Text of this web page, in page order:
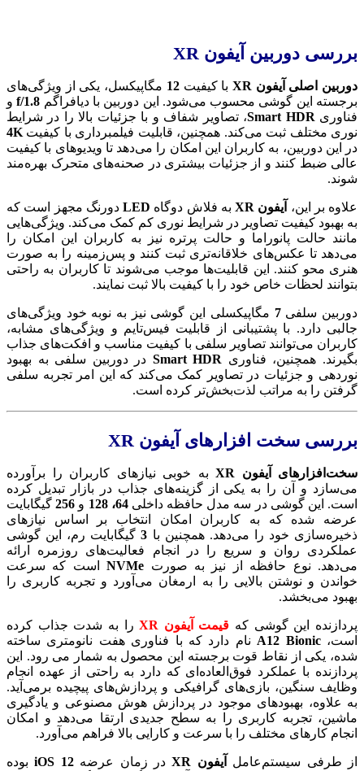
بررسی دوربین آیفون XR
دوربین اصلی آیفون XR با کیفیت12 مگاپیکسل، یکی از ویژگی‌های
برجسته این گوشی محسوب می‌شود. این دوربین با دیافراگم f/1.8و
فناوری Smart HDR، تصاویر شفاف و با جزئیات بالا را در شرایط
نوری مختلف ثبت می‌کند. همچنین، قابلیت فیلمبرداری با کیفیت 4K
در این دوربین، به کاربران این امکان را می‌دهد تا ویدیوهای با کیفیت
عالی ضبط کنند و از جزئیات بیشتری در صحنه‌های متحرک بهره‌مند
شوند.
علاوه بر این، آیفون XR به فلاش دوگاه LED دورنگ مجهز است که
به بهبود کیفیت تصاویر در شرایط نوری کم کمک می‌کند. ویژگی‌هایی
مانند حالت پانوراما و حالت پرتره نیز به کاربران این امکان را
می‌دهد تا عکس‌های خلاقانه‌تری ثبت کنند و پس‌زمینه را به ‌صورت
هنری محو کنند. این قابلیت‌ها موجب می‌شوند تا کاربران به راحتی
بتوانند لحظات خاص خود را با کیفیت بالا ثبت نمایند.
دوربین سلفی7 مگاپیکسلی این گوشی نیز به نوبه خود ویژگی‌های
جالبی دارد. با پشتیبانی از قابلیت فیس‌تایم و ویژگی‌های مشابه،
کاربران می‌توانند تصاویر سلفی با کیفیت مناسب و افکت‌های جذاب
بگیرند. همچنین، فناوری Smart HDR در دوربین سلفی به بهبود
نوردهی و جزئیات در تصاویر کمک می‌کند که این امر تجربه سلفی‌
گرفتن را به مراتب لذت‌بخش‌تر کرده است.
بررسی سخت افزارهای آیفون XR
سخت‌افزارهای آیفون XR
به ‌خوبی نیازهای کاربران را برآورده
می‌سازد و آن را به یکی از گزینه‌های جذاب در بازار تبدیل کرده
است. این گوشی در سه مدل حافظه داخلی64، 128 و 256گیگابایت
عرضه شده که به کاربران امکان انتخاب بر اساس نیازهای
ذخیره‌سازی خود را می‌دهد. همچنین با 3گیگابایت رم، این گوشی
عملکردی روان و سریع را در انجام فعالیت‌های روزمره ارائه
می‌دهد. نوع حافظه از نیز به صورت NVMeاست که سرعت
خواندن و نوشتن بالایی را به ارمغان می‌آورد و تجربه کاربری را
بهبود می‌بخشد.
پردازنده این گوشی که قیمت آیفون XR
را به شدت جذاب کرده
است،A12 Bionic نام دارد که با فناوری هفت نانومتری ساخته
شده، یکی از نقاط قوت برجسته این محصول به شمار می ‌رود. این
پردازنده با عملکرد فوق‌العاده‌ای که دارد به راحتی از عهده انجام
وظایف سنگین، بازی‌های گرافیکی و پردازش‌های پیچیده برمی‌آید.
به ‌علاوه، بهبودهای موجود در پردازش هوش مصنوعی و یادگیری
ماشین، تجربه کاربری را به سطح جدیدی ارتقا می‌دهد و امکان
انجام کارهای مختلف را با سرعت و کارایی بالا فراهم می‌آورد.
از طرفی سیستم‌عامل آیفون XR در زمان عرضهiOS 12بوده